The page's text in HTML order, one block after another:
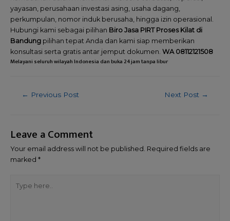
yayasan, perusahaan investasi asing, usaha dagang,
perkumpulan, nomor induk berusaha, hingga izin operasional.
Hubungi kami sebagai pilihan Biro Jasa PIRT Proses Kilat di
Bandung pilihan tepat Anda dan kami siap memberikan
konsultasi serta gratis antar jemput dokumen. WA 08112121508
Melayani seluruh wilayah Indonesia dan buka 24 jam tanpa libur
← Previous Post Next Post →
Leave a Comment
Your email address will not be published. Required fields are
marked *